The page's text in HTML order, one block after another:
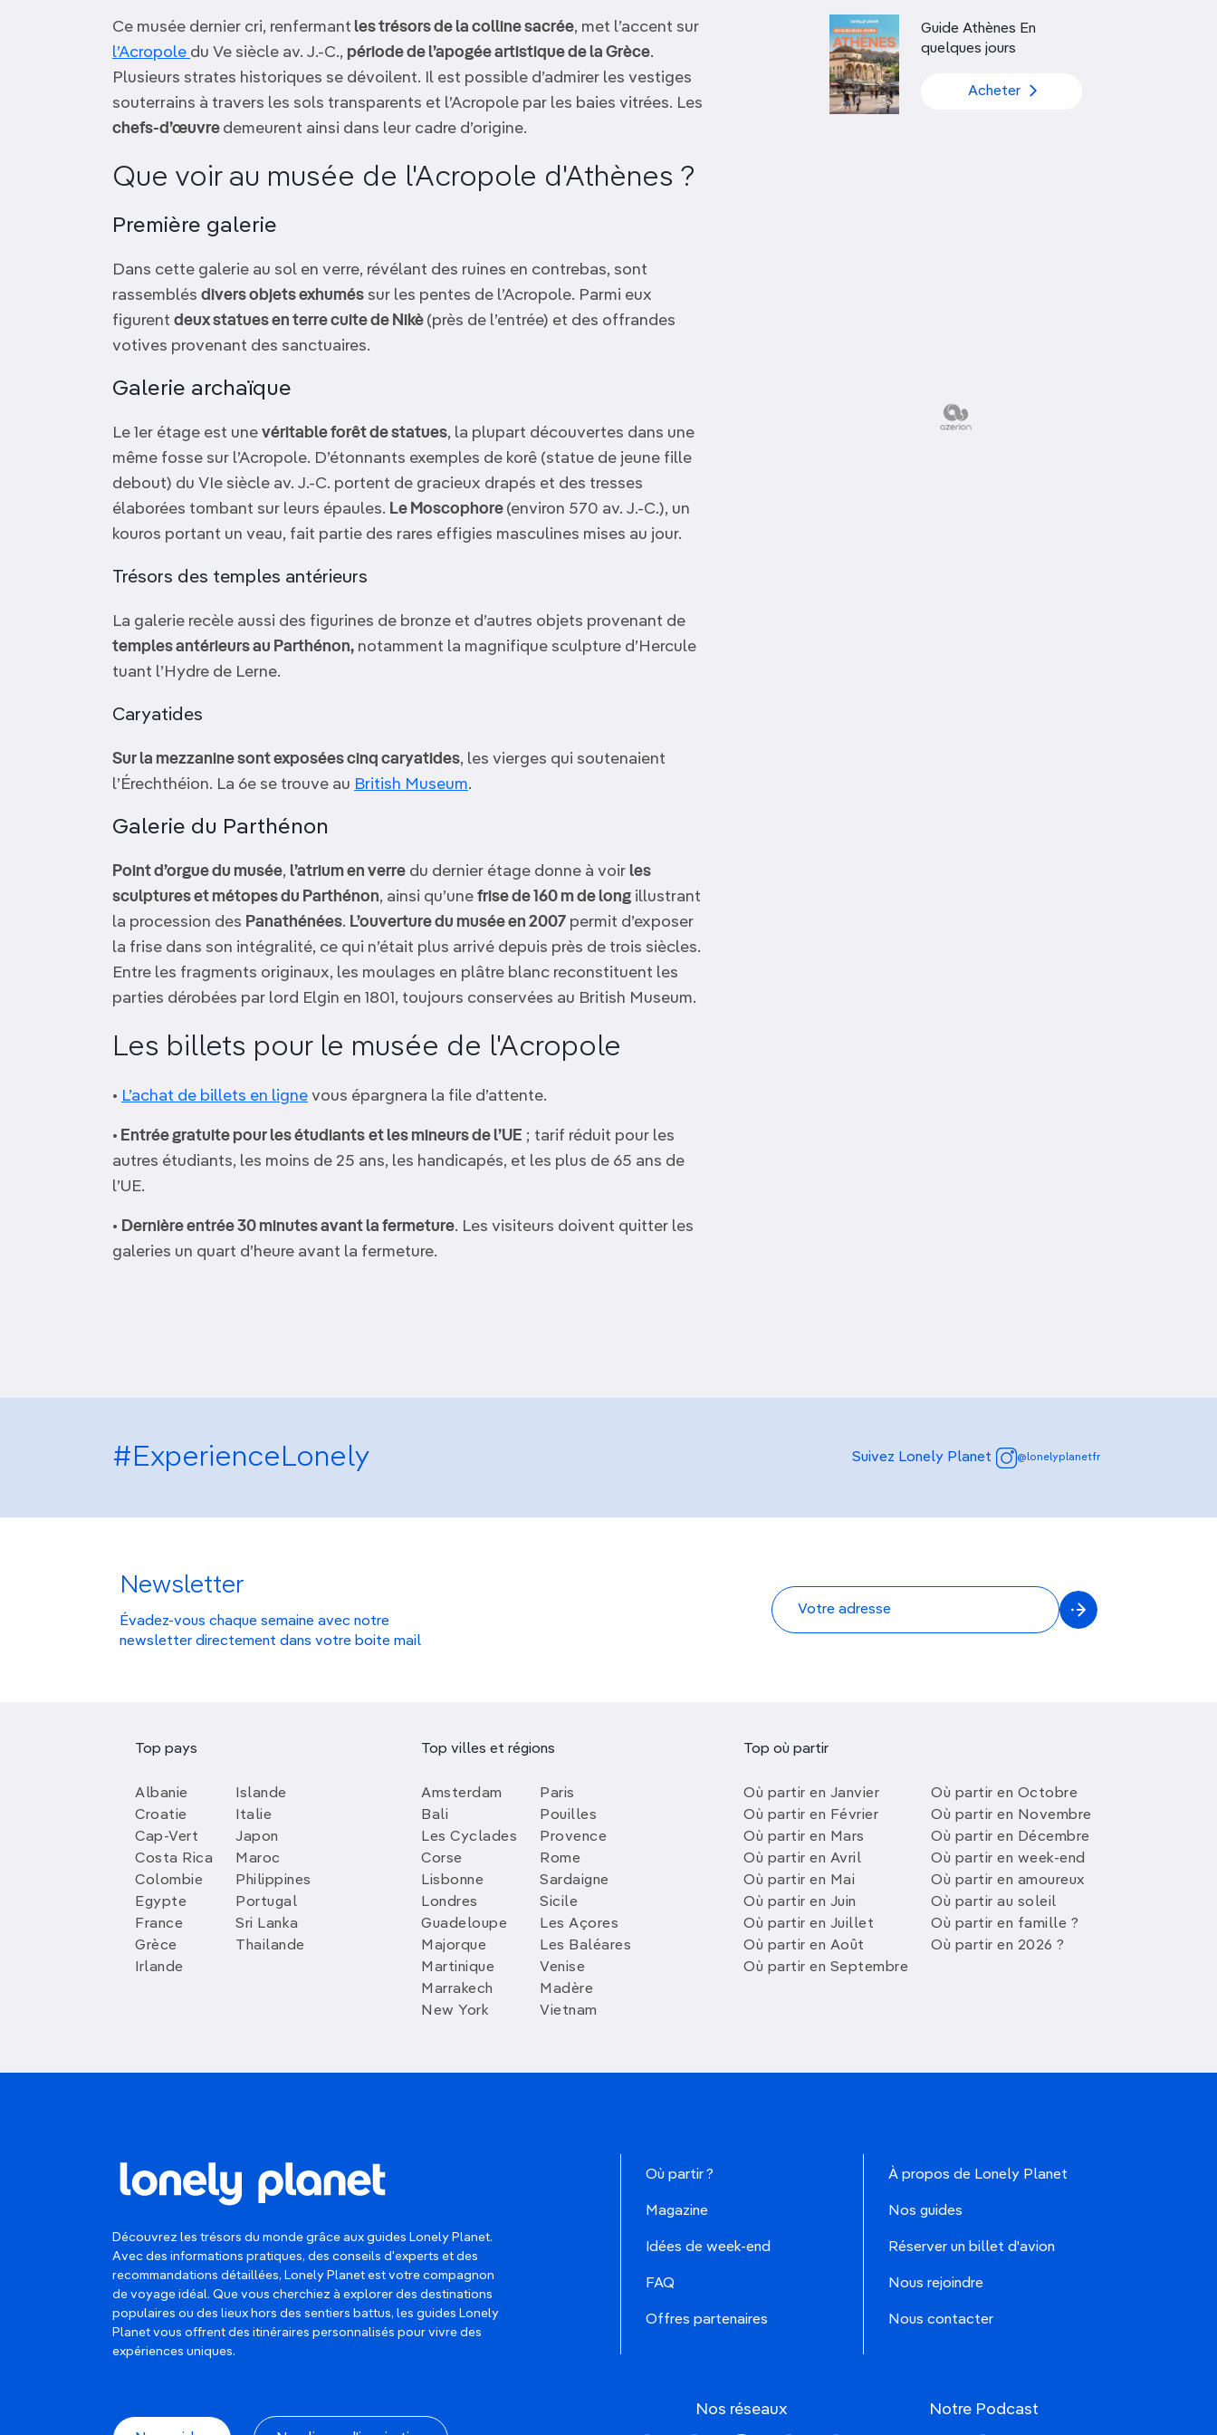
Découvrir nos articles
ANTARCTIQUE
TOP VILLES
Camargue
Ce musée dernier cri, renfermant les trésors de la colline sacrée, met l’accent sur
l’Acropole du Ve siècle av. J.-C., période de l’apogée artistique de la Grèce.
Plusieurs strates historiques se dévoilent. Il est possible d’admirer les vestiges
souterrains à travers les sols transparents et l’Acropole par les baies vitrées. Les
chefs-d’œuvre demeurent ainsi dans leur cadre d’origine.
Que voir au musée de l'Acropole d'Athènes ?
Première galerie
Dans cette galerie au sol en verre, révélant des ruines en contrebas, sont
rassemblés divers objets exhumés sur les pentes de l’Acropole. Parmi eux
figurent deux statues en terre cuite de Nikè (près de l’entrée) et des offrandes
votives provenant des sanctuaires.
Galerie archaïque
Le 1er étage est une véritable forêt de statues, la plupart découvertes dans une
même fosse sur l’Acropole. D’étonnants exemples de korê (statue de jeune fille
debout) du VIe siècle av. J.-C. portent de gracieux drapés et des tresses
élaborées tombant sur leurs épaules. Le Moscophore (environ 570 av. J.-C.), un
kouros portant un veau, fait partie des rares effigies masculines mises au jour.
Trésors des temples antérieurs
La galerie recèle aussi des figurines de bronze et d’autres objets provenant de
temples antérieurs au Parthénon, notamment la magnifique sculpture d’Hercule
tuant l’Hydre de Lerne.
Caryatides
Sur la mezzanine sont exposées cinq caryatides, les vierges qui soutenaient
l’Érechthéion. La 6e se trouve au British Museum.
Galerie du Parthénon
Point d’orgue du musée, l’atrium en verre du dernier étage donne à voir les
sculptures et métopes du Parthénon, ainsi qu’une frise de 160 m de long illustrant
la procession des Panathénées. L’ouverture du musée en 2007 permit d’exposer
la frise dans son intégralité, ce qui n’était plus arrivé depuis près de trois siècles.
Entre les fragments originaux, les moulages en plâtre blanc reconstituent les
parties dérobées par lord Elgin en 1801, toujours conservées au British Museum.
Les billets pour le musée de l'Acropole
• L’achat de billets en ligne vous épargnera la file d’attente.
• Entrée gratuite pour les étudiants et les mineurs de l’UE ; tarif réduit pour les
autres étudiants, les moins de 25 ans, les handicapés, et les plus de 65 ans de
l’UE.
• Dernière entrée 30 minutes avant la fermeture. Les visiteurs doivent quitter les
galeries un quart d’heure avant la fermeture.
Guide Athènes En
quelques jours
Acheter
#ExperienceLonely Suivez Lonely Planet @lonelyplanetfr
Newsletter
Évadez-vous chaque semaine avec notre
newsletter directement dans votre boite mail
Top pays
Albanie
Croatie
Cap-Vert
Costa Rica
Colombie
Egypte
France
Grèce
Irlande
Islande
Italie
Japon
Maroc
Philippines
Portugal
Sri Lanka
Thailande
Top villes et régions
Amsterdam
Bali
Les Cyclades
Corse
Lisbonne
Londres
Guadeloupe
Majorque
Martinique
Marrakech
New York
Paris
Pouilles
Provence
Rome
Sardaigne
Sicile
Les Açores
Les Baléares
Venise
Madère
Vietnam
Top où partir
Où partir en Janvier
Où partir en Février
Où partir en Mars
Où partir en Avril
Où partir en Mai
Où partir en Juin
Où partir en Juillet
Où partir en Août
Où partir en Septembre
Où partir en Octobre
Où partir en Novembre
Où partir en Décembre
Où partir en week-end
Où partir en amoureux
Où partir au soleil
Où partir en famille ?
Où partir en 2026 ?
Découvrez les trésors du monde grâce aux guides Lonely Planet.
Avec des informations pratiques, des conseils d'experts et des
recommandations détaillées, Lonely Planet est votre compagnon
de voyage idéal. Que vous cherchiez à explorer des destinations
populaires ou des lieux hors des sentiers battus, les guides Lonely
Planet vous offrent des itinéraires personnalisés pour vivre des
expériences uniques.
Où partir ?
Magazine
Idées de week-end
FAQ
Offres partenaires
À propos de Lonely Planet
Nos guides
Réserver un billet d'avion
Nous rejoindre
Nous contacter
Nos réseaux Notre Podcast